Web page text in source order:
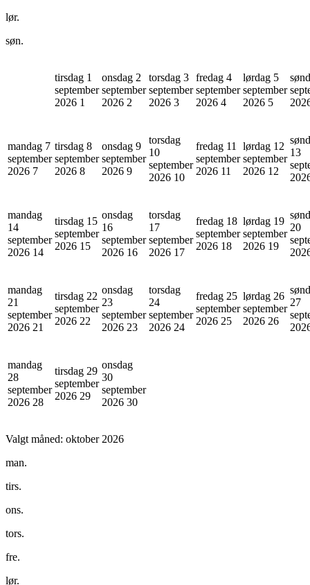
lør.
søn.
tirsdag 1
september
2026 1
onsdag 2
september
2026 2
torsdag 3
september
2026 3
fredag 4
september
2026 4
lørdag 5
september
2026 5
mandag 7
september
2026 7
tirsdag 8
september
2026 8
onsdag 9
september
2026 9
torsdag
10
september
2026 10
fredag 11
september
2026 11
lørdag 12
september
2026 12
13
mandag
14
september
2026 14
tirsdag 15
september
2026 15
onsdag
16
september
2026 16
torsdag
17
september
2026 17
fredag 18
september
2026 18
lørdag 19
september
2026 19
20
mandag
21
september
2026 21
tirsdag 22
september
2026 22
onsdag
23
september
2026 23
torsdag
24
september
2026 24
fredag 25
september
2026 25
lørdag 26
september
2026 26
27
mandag
28
september
2026 28
tirsdag 29
september
2026 29
onsdag
30
september
2026 30
Valgt måned: oktober 2026
man.
tirs.
ons.
tors.
fre.
lør.